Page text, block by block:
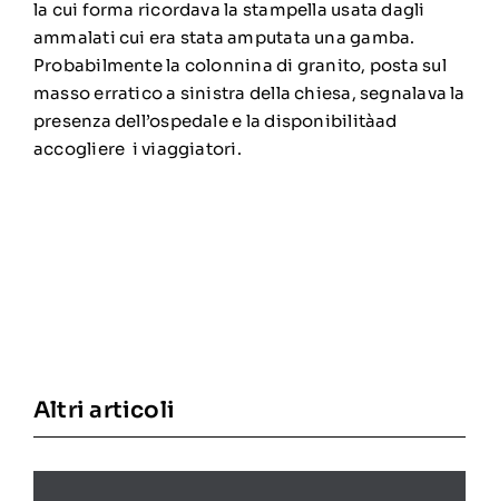
la cui forma ricordava la stampella usata dagli
ammalati cui era stata amputata una gamba.
Probabilmente la colonnina di granito, posta sul
masso erratico a sinistra della chiesa, segnalava la
presenza dell’ospedale e la disponibilitàad
accogliere i viaggiatori.
Altri articoli